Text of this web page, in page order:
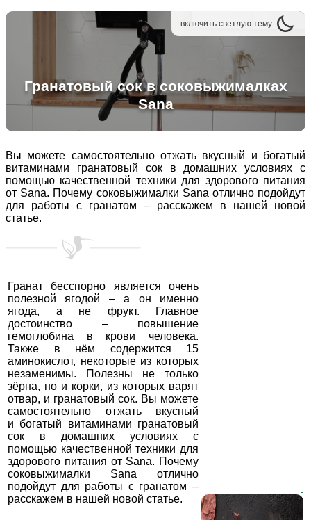
включить светлую тему
Гранатовый сок в соковыжималках
Sana
Вы можете самостоятельно отжать вкусный и богатый
витаминами гранатовый сок в домашних условиях с
помощью качественной техники для здорового питания
от Sana. Почему соковыжималки Sana отлично подойдут
для работы с гранатом – расскажем в нашей новой
статье.
Гранат бесспорно является очень
полезной ягодой – а он именно
ягода, а не фрукт. Главное
достоинство – повышение
гемоглобина в крови человека.
Также в нём содержится 15
аминокислот, некоторые из которых
незаменимы. Полезны не только
зёрна, но и корки, из которых варят
отвар, и гранатовый сок. Вы можете
самостоятельно отжать вкусный
и богатый витаминами гранатовый
сок в домашних условиях с
помощью качественной техники для
здорового питания от Sana. Почему
соковыжималки Sana отлично
подойдут для работы с гранатом –
расскажем в нашей новой статье.